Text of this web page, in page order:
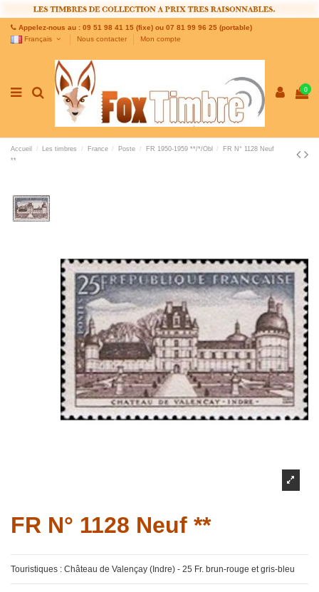
Appelez-nous au : 09 51 98 41 15 (fixe) ou 07 81 99 96 25 (portable)
Français
Nous contacter Mon compte
0
Accueil Les timbres France Poste FR 1950-1959 **/*/Obl
FR N° 1128 Neuf
**
FR N° 1128 Neuf **
Touristiques : Château de Valençay (Indre) - 25 Fr. brun-rouge et gris-bleu